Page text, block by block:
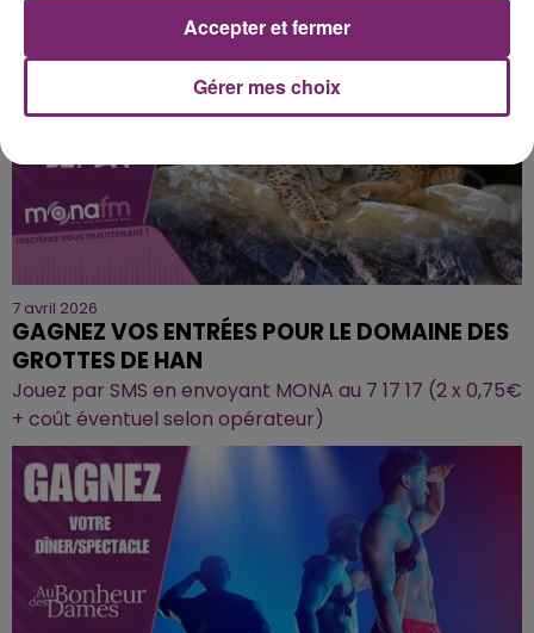
7 avril 2026
GAGNEZ VOS ENTRÉES POUR LE DOMAINE DES
GROTTES DE HAN
Jouez par SMS en envoyant MONA au 7 17 17 (2 x 0,75€
+ coût éventuel selon opérateur)
Gérer mes choix
Accepter et fermer